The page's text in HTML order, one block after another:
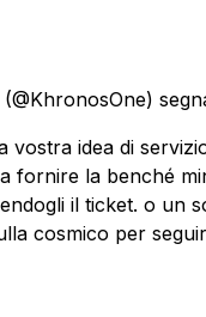
(@KhronosOne)
vostra idea di
fornire la benché
il ticket. o un
cosmico per